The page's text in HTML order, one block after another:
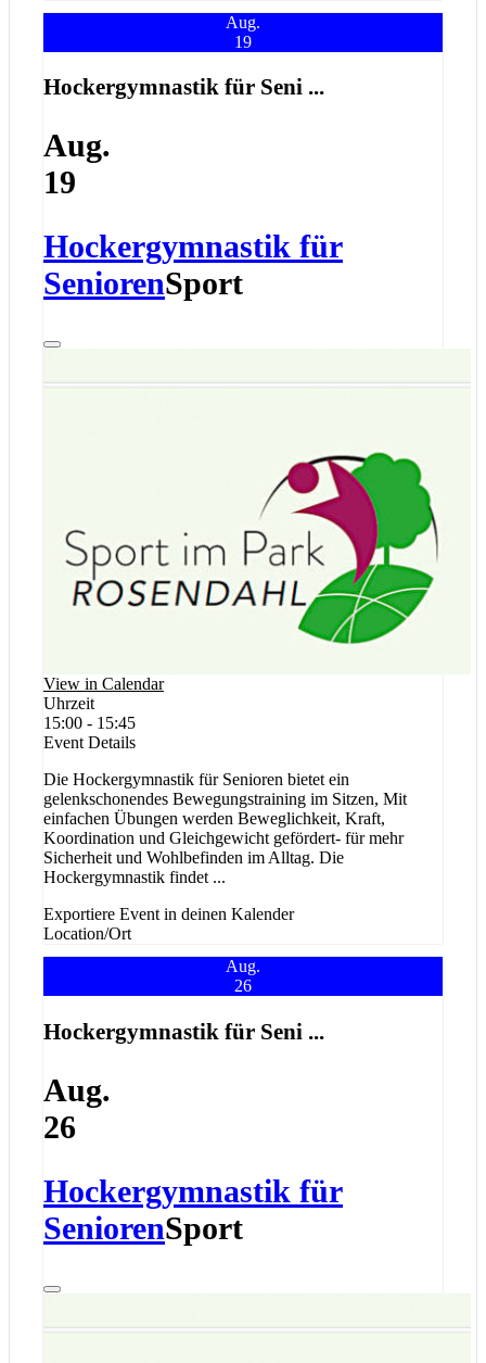
Aug.
19
Hockergymnastik für Seni ...
Aug.
19
Hockergymnastik für
SeniorenSport
View in Calendar
Uhrzeit
15:00 - 15:45
Event Details
Die Hockergymnastik für Senioren bietet ein
gelenkschonendes Bewegungstraining im Sitzen, Mit
einfachen Übungen werden Beweglichkeit, Kraft,
Koordination und Gleichgewicht gefördert- für mehr
Sicherheit und Wohlbefinden im Alltag. Die
Hockergymnastik findet ...
Exportiere Event in deinen Kalender
Location/Ort
Aug.
26
Hockergymnastik für Seni ...
Aug.
26
Hockergymnastik für
SeniorenSport